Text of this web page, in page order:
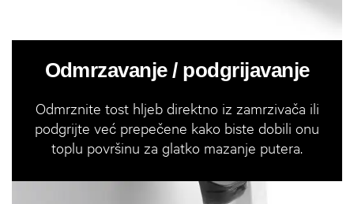
Odmrzavanje / podgrijavanje
Odmrznite tost hljeb direktno iz zamrzivača ili
podgrijte već prepečene kako biste dobili onu
toplu površinu za glatko mazanje putera.